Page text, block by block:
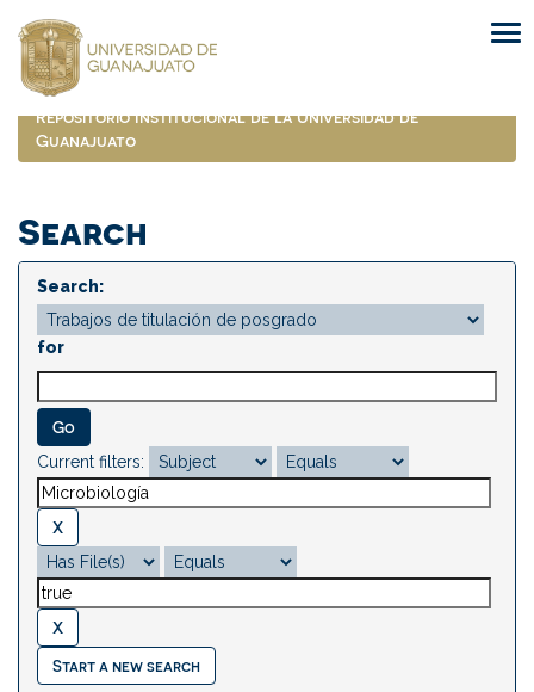
navigation
Repositorio Institucional de la Universidad de
Guanajuato
Search
Search:
for
Current filters:
Start a new search